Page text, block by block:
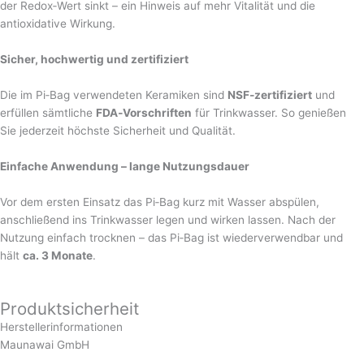
der Redox‑Wert sinkt – ein Hinweis auf mehr Vitalität und die
antioxidative Wirkung.
Sicher, hochwertig und zertifiziert
Die im Pi‑Bag verwendeten Keramiken sind NSF‑zertifiziert und
erfüllen sämtliche FDA‑Vorschriften für Trinkwasser. So genießen
Sie jederzeit höchste Sicherheit und Qualität.
Einfache Anwendung – lange Nutzungsdauer
Vor dem ersten Einsatz das Pi‑Bag kurz mit Wasser abspülen,
anschließend ins Trinkwasser legen und wirken lassen. Nach der
Nutzung einfach trocknen – das Pi‑Bag ist wiederverwendbar und
hält ca. 3 Monate.
Produktsicherheit
Herstellerinformationen
Maunawai GmbH